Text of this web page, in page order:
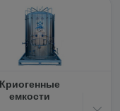
Криогенные
емкости